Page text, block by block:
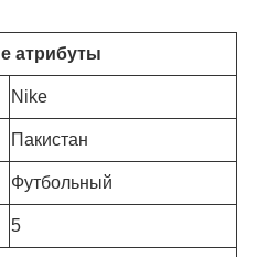
атрибуты
Nike
Пакистан
Футбольный
5